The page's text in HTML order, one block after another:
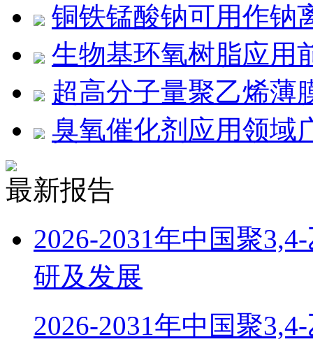
铜铁锰酸钠可用作钠
生物基环氧树脂应用
超高分子量聚乙烯薄
臭氧催化剂应用领域
最新报告
2026-2031年中国聚
研及发展
2026-2031年中国聚